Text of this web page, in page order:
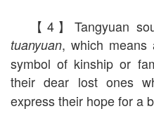
【4】Tangyuan
tuanyuan, which means
symbol of kinship or
their dear lost ones
express their hope for a